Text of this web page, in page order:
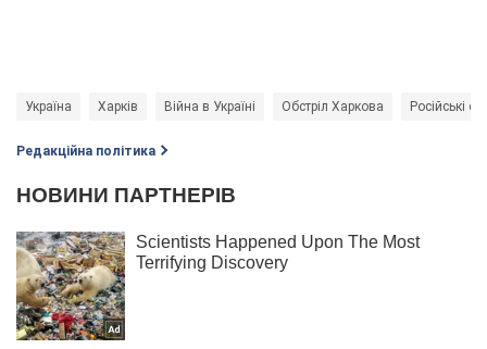
Україна Харків Війна в Україні Обстріл Харкова Російські
Редакційна політика